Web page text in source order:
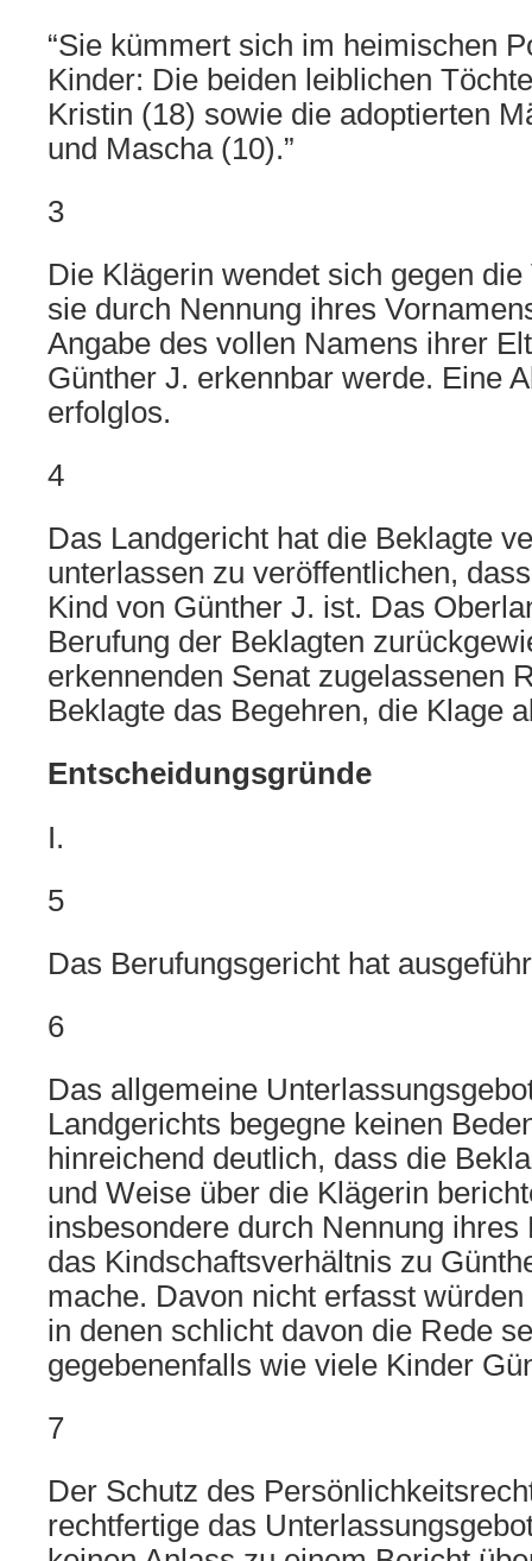
“Sie kümmert sich im heimischen
Kinder: Die beiden leiblichen
Kristin (18) sowie die adoptierten
und Mascha (10).”
3
Die Klägerin wendet sich gegen
sie durch Nennung ihres
Angabe des vollen Namens ihrer
Günther J. erkennbar werde. Eine
erfolglos.
4
Das Landgericht hat die Beklagte
unterlassen zu veröffentlichen,
Kind von Günther J. ist. Das
Berufung der Beklagten
erkennenden Senat zugelassenen
Beklagte das Begehren, die Klage
Entscheidungsgründe
I.
5
Das Berufungsgericht hat
6
Das allgemeine
Landgerichts begegne keinen
hinreichend deutlich, dass die
und Weise über die Klägerin
insbesondere durch Nennung
das Kindschaftsverhältnis zu
mache. Davon nicht erfasst
in denen schlicht davon die Rede
gegebenenfalls wie viele Kinder
7
Der Schutz des
rechtfertige das